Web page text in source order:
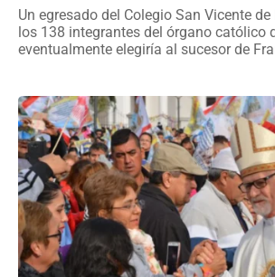
Un egresado del Colegio San Vicente
los 138 integrantes del órgano católico
eventualmente elegiría al sucesor de